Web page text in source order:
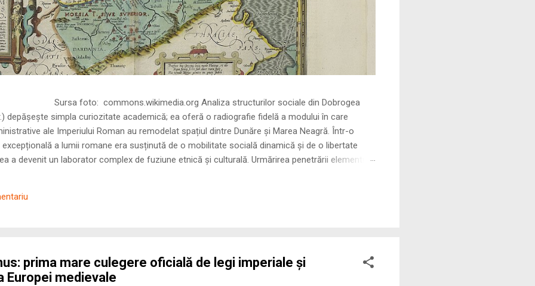
Analiza structurilor sociale din Dobrogea
depășește simpla curiozitate academică; ea oferă o radiografie fidelă a modului în care
ale Imperiului Roman au remodelat spațiul dintre Dunăre și Marea Neagră. Într-o
a lumii romane era susținută de o mobilitate socială dinamică și de o libertate
a devenit un laborator complex de fuziune etnică și culturală. Urmărirea penetrării elementului
prima mare culegere oficială de legi imperiale și
Europei medievale